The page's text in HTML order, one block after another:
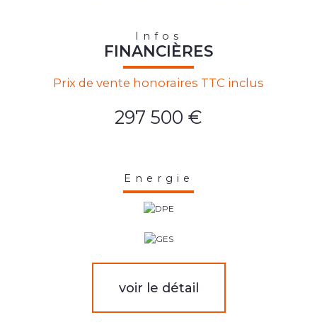
Infos
FINANCIÈRES
Prix de vente honoraires TTC inclus
297 500 €
Energie
voir le détail